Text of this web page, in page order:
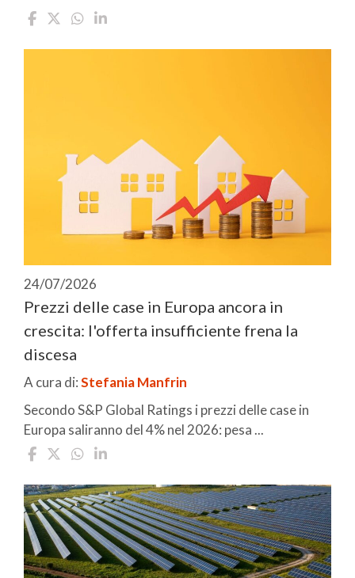
24/07/2026
Prezzi delle case in Europa ancora in
crescita: l'offerta insufficiente frena la
discesa
A cura di:Stefania Manfrin
Secondo S&P Global Ratings i prezzi delle case in
Europa saliranno del 4% nel 2026: pesa ...